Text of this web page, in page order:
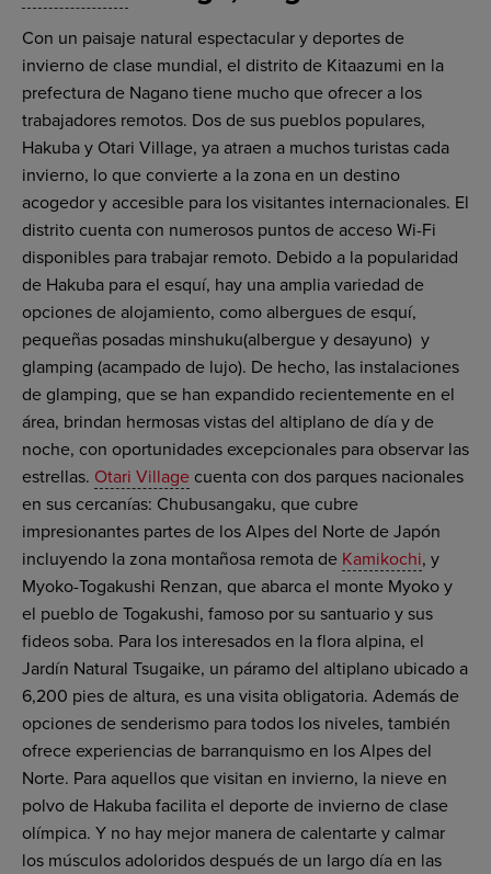
Con un paisaje natural espectacular y deportes de
invierno de clase mundial, el distrito de Kitaazumi en la
prefectura de Nagano tiene mucho que ofrecer a los
trabajadores remotos. Dos de sus pueblos populares,
Hakuba y Otari Village, ya atraen a muchos turistas cada
invierno, lo que convierte a la zona en un destino
acogedor y accesible para los visitantes internacionales. El
distrito cuenta con numerosos puntos de acceso Wi-Fi
disponibles para trabajar remoto. Debido a la popularidad
de Hakuba para el esquí, hay una amplia variedad de
opciones de alojamiento, como albergues de esquí,
pequeñas posadas minshuku(albergue y desayuno) y
glamping (acampado de lujo). De hecho, las instalaciones
de glamping, que se han expandido recientemente en el
área, brindan hermosas vistas del altiplano de día y de
noche, con oportunidades excepcionales para observar las
estrellas. Otari Village cuenta con dos parques nacionales
en sus cercanías: Chubusangaku, que cubre
impresionantes partes de los Alpes del Norte de Japón
incluyendo la zona montañosa remota de Kamikochi, y
Myoko-Togakushi Renzan, que abarca el monte Myoko y
el pueblo de Togakushi, famoso por su santuario y sus
fideos soba. Para los interesados en la flora alpina, el
Jardín Natural Tsugaike, un páramo del altiplano ubicado a
6,200 pies de altura, es una visita obligatoria. Además de
opciones de senderismo para todos los niveles, también
ofrece experiencias de barranquismo en los Alpes del
Norte. Para aquellos que visitan en invierno, la nieve en
polvo de Hakuba facilita el deporte de invierno de clase
olímpica. Y no hay mejor manera de calentarte y calmar
los músculos adoloridos después de un largo día en las